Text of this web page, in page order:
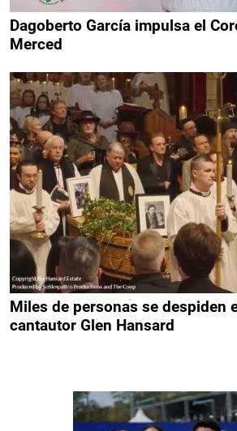
Dagoberto García impulsa el
Merced
Miles de personas se despiden
cantautor Glen Hansard